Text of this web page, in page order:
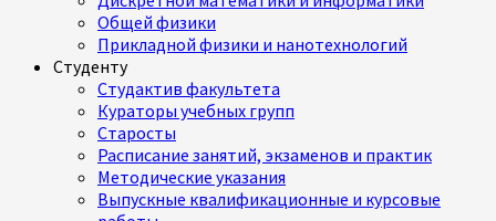
Общей физики
Прикладной физики и нанотехнологий
Студенту
Студактив факультета
Кураторы учебных групп
Старосты
Расписание занятий, экзаменов и практик
Методические указания
Выпускные квалификационные и курсовые